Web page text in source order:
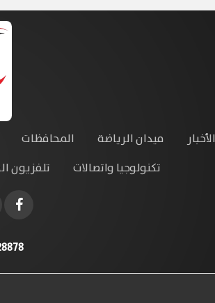
الأخبار ميدان الرياضة المحافظات
تكنولوجيا واتصالات
تلفزيون